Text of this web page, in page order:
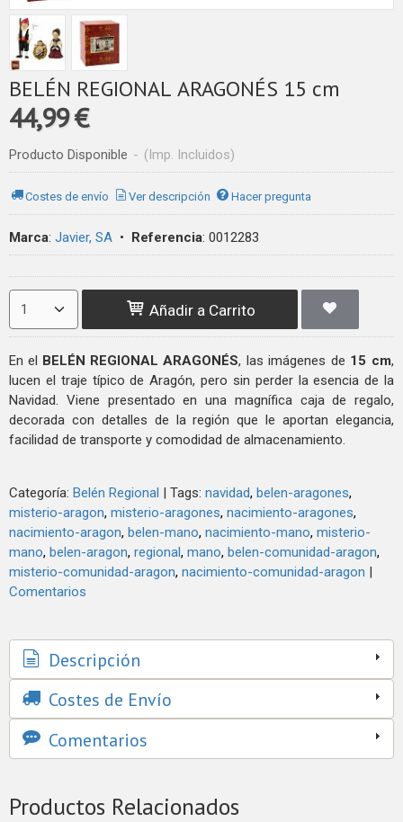
BELÉN REGIONAL ARAGONÉS 15 cm
44,99 €
Producto Disponible - (Imp. Incluidos)
Costes de envío Ver descripción Hacer pregunta
Marca: Javier, SA • Referencia: 0012283
Añadir a Carrito
En el BELÉN REGIONAL ARAGONÉS, las imágenes de 15 cm,
lucen el traje típico de Aragón, pero sin perder la esencia de la
Navidad. Viene presentado en una magnífica caja de regalo,
decorada con detalles de la región que le aportan elegancia,
facilidad de transporte y comodidad de almacenamiento.
Categoría: Belén Regional | Tags: navidad belen-aragones
misterio-aragon misterio-aragones nacimiento-aragones
nacimiento-aragon belen-mano nacimiento-mano misterio-
mano belen-aragon regional mano belen-comunidad-aragon
misterio-comunidad-aragon nacimiento-comunidad-aragon |
Comentarios
Descripción
Costes de Envío
Comentarios
Productos Relacionados